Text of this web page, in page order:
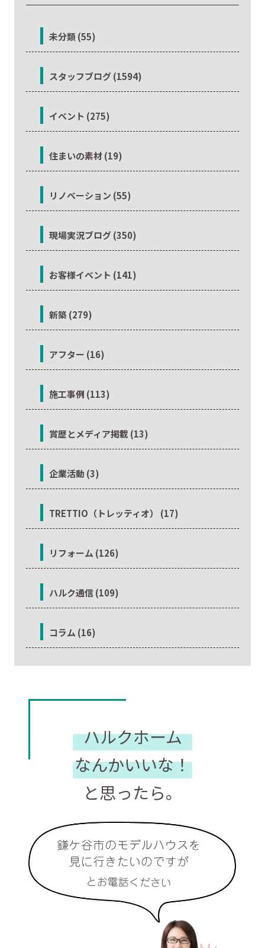
未分類 (55)
スタッフブログ (1594)
イベント (275)
住まいの素材 (19)
リノベーション (55)
現場実況ブログ (350)
お客様イベント (141)
新築 (279)
アフター (16)
施工事例 (113)
賞歴とメディア掲載 (13)
企業活動 (3)
TRETTIO（トレッティオ） (17)
リフォーム (126)
ハルク通信 (109)
コラム (16)
ハルクホーム
なんかいいな！
と思ったら。